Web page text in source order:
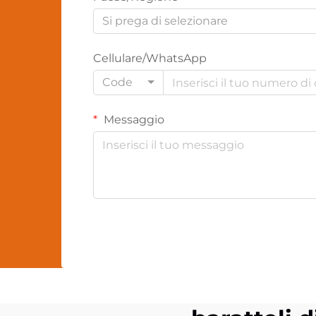
Si prega di selezionare
Cellulare/WhatsApp
Code
Messaggio